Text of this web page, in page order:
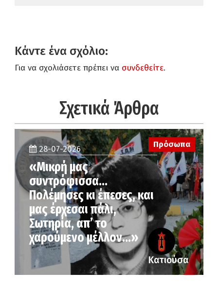
Κάντε ένα σχόλιο:
Για να σχολιάσετε πρέπει να συνδεθείτε.
Σχετικά Άρθρα
Πρόσωπα
28-07-2026
«Μικρή μας
συντρόφισσα…
Πολέμησες κι έπεσες, και
μας έρχεσαι πάλι,
Σωτηρία, απ’ το
χαρούμενο μέλλον…»
Κατιούσα